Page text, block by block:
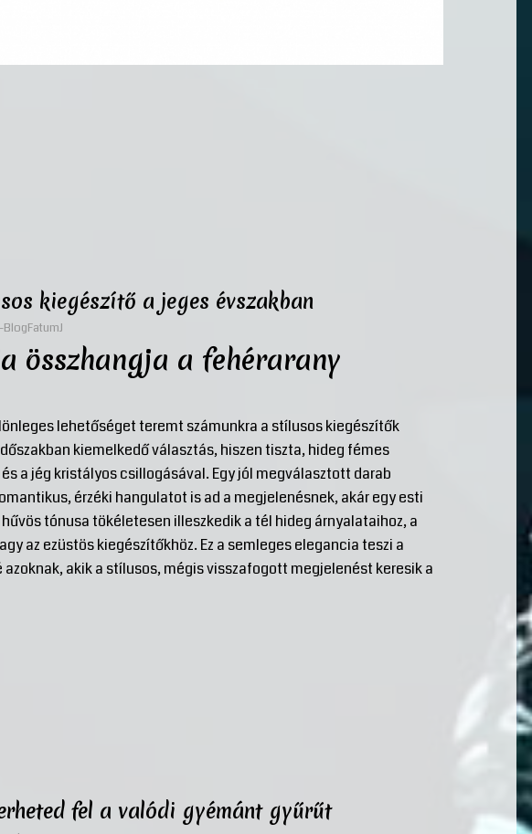
kiegészítő a jeges évszakban
BlogFatumJ
összhangja a fehérarany
lehetőséget teremt számunkra a stílusos kiegészítők
kiemelkedő választás, hiszen tiszta, hideg fémes
a jég kristályos csillogásával. Egy jól megválasztott darab
érzéki hangulatot is ad a megjelenésnek, akár egy esti
tónusa tökéletesen illeszkedik a tél hideg árnyalataihoz, a
az ezüstös kiegészítőkhöz. Ez a semleges elegancia teszi a
akik a stílusos, mégis visszafogott megjelenést keresik a
fel a valódi gyémánt gyűrűt